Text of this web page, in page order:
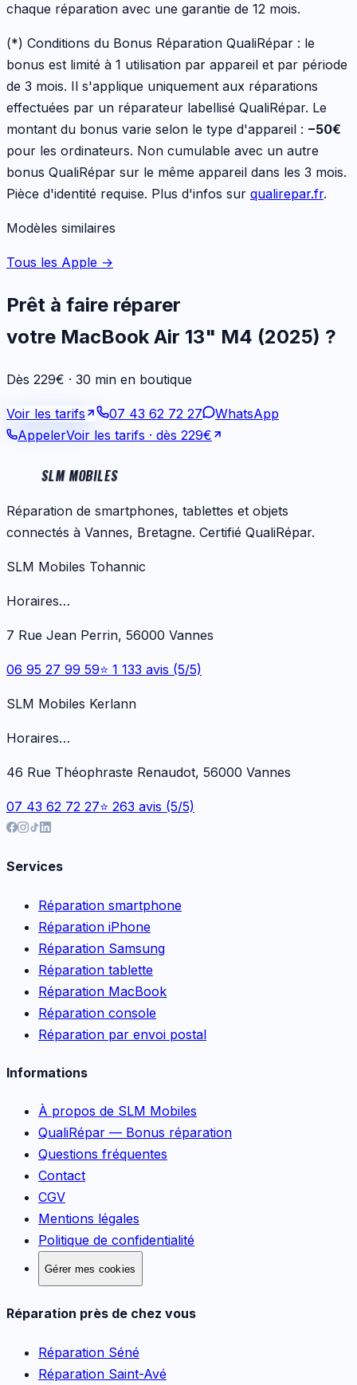
chaque réparation avec une garantie de 12 mois.
(*) Conditions du Bonus Réparation QualiRépar : le
bonus est limité à 1 utilisation par appareil et par période
de 3 mois. Il s'applique uniquement aux réparations
effectuées par un réparateur labellisé QualiRépar. Le
montant du bonus varie selon le type d'appareil : −50€
pour les ordinateurs. Non cumulable avec un autre
bonus QualiRépar sur le même appareil dans les 3 mois.
Pièce d'identité requise. Plus d'infos sur qualirepar.fr.
Modèles similaires
Tous les Apple →
Prêt à faire réparer
votre MacBook Air 13" M4 (2025) ?
Dès 229€ · 30 min en boutique
Voir les tarifs 07 43 62 72 27
WhatsApp
AppelerVoir les tarifs · dès 229€
SLM MOBILES
Réparation de smartphones, tablettes et objets
connectés à Vannes, Bretagne. Certifié QualiRépar.
SLM Mobiles Tohannic
Horaires…
7 Rue Jean Perrin, 56000 Vannes
06 95 27 99 59⭐ 1 133 avis (5/5)
SLM Mobiles Kerlann
Horaires…
46 Rue Théophraste Renaudot, 56000 Vannes
07 43 62 72 27⭐ 263 avis (5/5)
Services
Réparation smartphone
Réparation iPhone
Réparation Samsung
Réparation tablette
Réparation MacBook
Réparation console
Réparation par envoi postal
Informations
À propos de SLM Mobiles
QualiRépar — Bonus réparation
Questions fréquentes
Contact
CGV
Mentions légales
Politique de confidentialité
Gérer mes cookies
Réparation près de chez vous
Réparation Séné
Réparation Saint-Avé